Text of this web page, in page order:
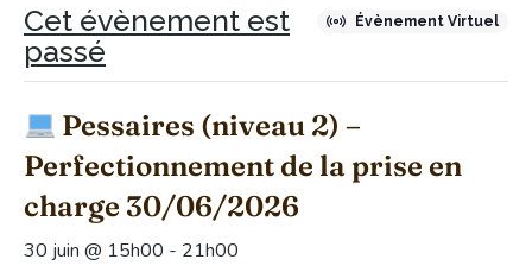
Évènement Virtuel
Cet évènement est
passé
Pessaires (niveau 2) –
Perfectionnement de la prise en
charge 30/06/2026
30 juin @ 15h00 - 21h00